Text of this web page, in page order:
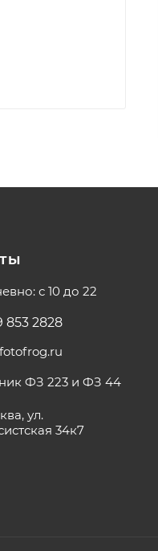
с 10 до 22
853 2828
ФЗ 223 и ФЗ 44
ул.
34к7